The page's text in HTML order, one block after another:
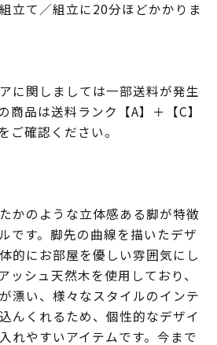
立て／組立に20分ほどかかりま
に関しましては一部送料が発生
商品は送料ランク【A】＋【C】
ご確認ください。
かのような立体感ある脚が特徴
です。脚先の曲線を描いたデザ
的にお部屋を優しい雰囲気にし
ッシュ天然木を使用しており、
漂い、様々なスタイルのインテ
んくれるため、個性的なデザイ
れやすいアイテムです。今まで